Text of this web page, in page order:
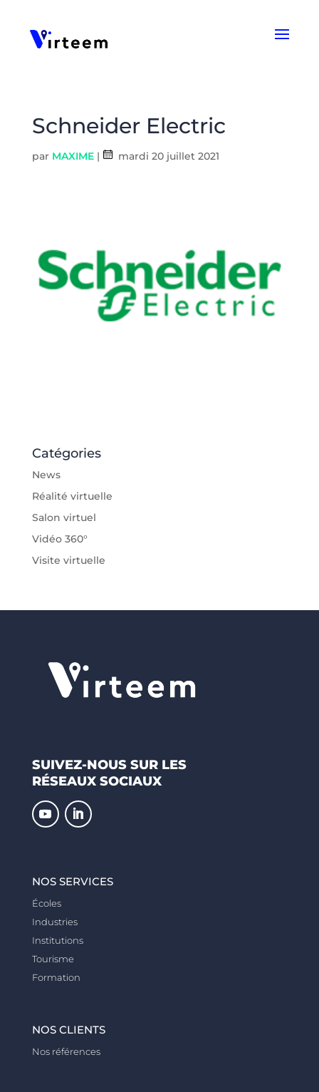
Schneider Electric
par MAXIME| mardi 20 juillet 2021
Catégories
News
Réalité virtuelle
Salon virtuel
Vidéo 360°
Visite virtuelle
SUIVEZ-NOUS SUR LES
RÉSEAUX SOCIAUX
NOS SERVICES
Écoles
Industries
Institutions
Tourisme
Formation
NOS CLIENTS
Nos références